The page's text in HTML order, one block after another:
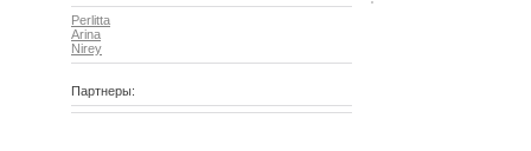
Perlitta
Arina
Nirey
Партнеры: